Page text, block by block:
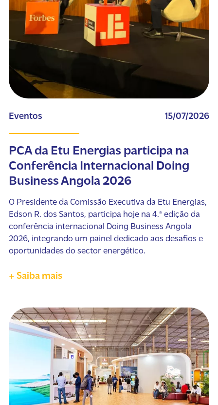
Eventos 15/07/2026
PCA da Etu Energias participa na
Conferência Internacional Doing
Business Angola 2026
O Presidente da Comissão Executiva da Etu Energias,
Edson R. dos Santos, participa hoje na 4.ª edição da
conferência internacional Doing Business Angola
2026, integrando um painel dedicado aos desafios e
oportunidades do sector energético.
+ Saiba mais